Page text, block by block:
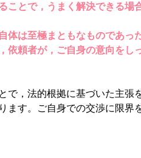
とで，うまく解決できる場
体は至極まともなものであっ
依頼者が，ご自身の意向をし
で，法的根拠に基づいた主張
ます。ご自身での交渉に限界